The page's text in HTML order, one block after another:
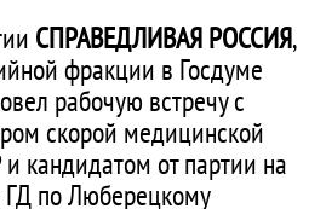
СПРАВЕДЛИВАЯ РОССИЯ,
фракции в Госдуме
рабочую встречу с
скорой медицинской
кандидатом от партии на
ГД по Люберецкому